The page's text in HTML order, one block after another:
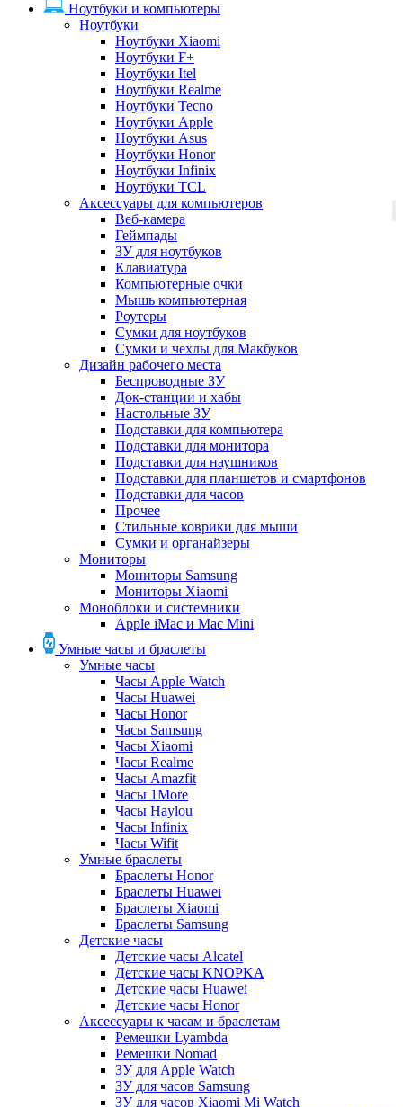
Ноутбуки и компьютеры
Ноутбуки
Ноутбуки Xiaomi
Ноутбуки F+
Ноутбуки Itel
Ноутбуки Realme
Ноутбуки Tecno
Ноутбуки Apple
Ноутбуки Asus
Ноутбуки Honor
Ноутбуки Infinix
Ноутбуки TCL
Аксессуары для компьютеров
Веб-камера
Геймпады
ЗУ для ноутбуков
Клавиатура
Компьютерные очки
Мышь компьютерная
Роутеры
Сумки для ноутбуков
Сумки и чехлы для Макбуков
Дизайн рабочего места
Беспроводные ЗУ
Док-станции и хабы
Настольные ЗУ
Подставки для компьютера
Подставки для монитора
Подставки для наушников
Подставки для планшетов и смартфонов
Подставки для часов
Прочее
Стильные коврики для мыши
Сумки и органайзеры
Мониторы
Мониторы Samsung
Мониторы Xiaomi
Моноблоки и системники
Apple iMac и Mac Mini
Умные часы и браслеты
Умные часы
Часы Apple Watch
Часы Huawei
Часы Honor
Часы Samsung
Часы Xiaomi
Часы Realme
Часы Amazfit
Часы 1More
Часы Haylou
Часы Infinix
Часы Wifit
Умные браслеты
Браслеты Honor
Браслеты Huawei
Браслеты Xiaomi
Браслеты Samsung
Детские часы
Детские часы Alcatel
Детские часы KNOPKA
Детские часы Huawei
Детские часы Honor
Аксессуары к часам и браслетам
Ремешки Lyambda
Ремешки Nomad
ЗУ для Apple Watch
ЗУ для часов Samsung
ЗУ для часов Xiaomi Mi Watch